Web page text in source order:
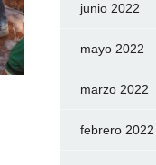
junio 2022
mayo 2022
marzo 2022
febrero 2022